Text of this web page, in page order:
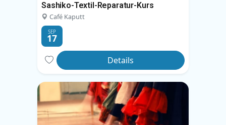
Sashiko-Textil-Reparatur-Kurs
Café Kaputt
SEP
17
Details